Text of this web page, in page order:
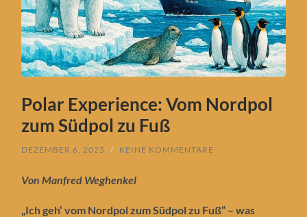
Polar Experience: Vom Nordpol
zum Südpol zu Fuß
DEZEMBER 6, 2025 / KEINE KOMMENTARE
Von Manfred Weghenkel
„Ich geh‘ vom Nordpol zum Südpol zu Fuß“ – was